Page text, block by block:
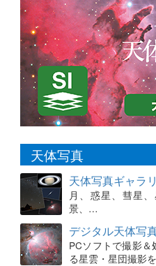
天体写真
天体写真ギャラ
月、惑星、彗星
景、…
デジタル天体写
PCソフトで撮影＆
る星雲・星団撮影